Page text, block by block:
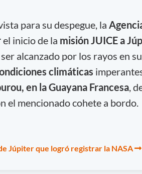
para su despegue, la
el inicio de la misión JUICE a
alcanzado por los rayos en
climáticas
en la Guayana Francesa,
el mencionado cohete a bordo.
Júpiter que logró registrar la NASA